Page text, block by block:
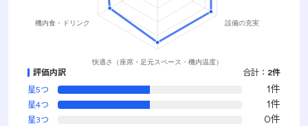
評価内訳 合計： 2件
星5つ
1件
星4つ 1件
星3つ 0件